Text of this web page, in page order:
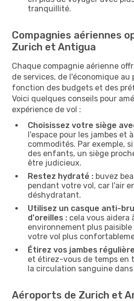
tranquillité.
Compagnies aériennes
Zurich et Antigua
Chaque compagnie aérienne
de services, de l'économique au
fonction des budgets et des
Voici quelques conseils pour
expérience de vol :
Choisissez votre siège
l'espace pour les jambes et
commodités. Par exemple,
des enfants, un siège
être judicieux.
Restez hydraté : buvez
pendant votre vol, car l'air
déshydratant.
Utilisez un casque anti-
d'oreilles : cela vous aidera
environnement plus
votre vol plus
Étirez vos jambes
et étirez-vous de temps en
la circulation sanguine dans
Aéroports de Zurich et